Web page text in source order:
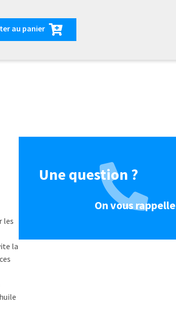
au panier
les
la
Une question ?
On vous rappelle